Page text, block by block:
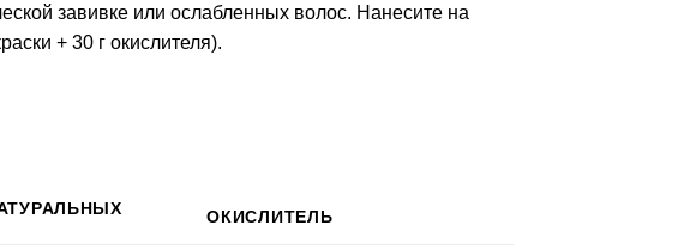
завивке или ослабленных волос. Нанесите на
+ 30 г окислителя).
ОКИСЛИТЕЛЬ